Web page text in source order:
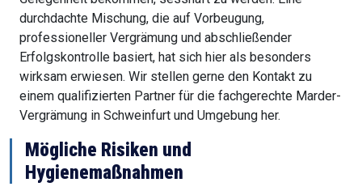
durchdachte Mischung, die auf Vorbeugung,
professioneller Vergrämung und abschließender
Erfolgskontrolle basiert, hat sich hier als besonders
wirksam erwiesen. Wir stellen gerne den Kontakt zu
einem qualifizierten Partner für die fachgerechte Marder-
Vergrämung in Schweinfurt und Umgebung her.
Mögliche Risiken und
Hygienemaßnahmen